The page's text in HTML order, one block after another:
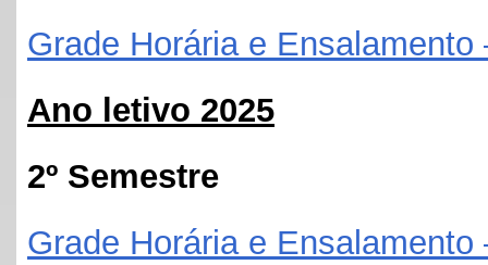
Grade Horária e
Ano letivo 2025
2º Semestre
Grade Horária e